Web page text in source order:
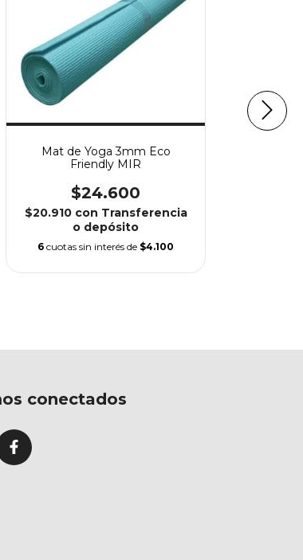
Mat de Yoga 3mm Eco
Friendly MIR
$24.600
$20.910 con Transferencia
o depósito
6 cuotas sin interés de $4.100
conectados